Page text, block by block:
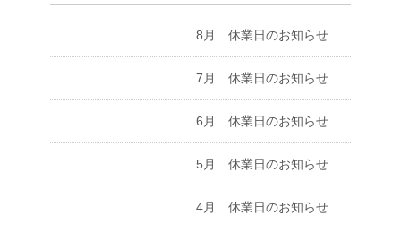
8月 休業日のお知らせ
7月 休業日のお知らせ
6月 休業日のお知らせ
5月 休業日のお知らせ
4月 休業日のお知らせ